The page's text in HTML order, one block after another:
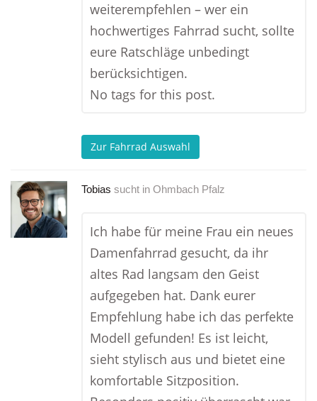
weiterempfehlen – wer ein
hochwertiges Fahrrad sucht, sollte
eure Ratschläge unbedingt
berücksichtigen.
No tags for this post.
Zur Fahrrad Auswahl
Tobias sucht in Ohmbach Pfalz
Ich habe für meine Frau ein neues
Damenfahrrad gesucht, da ihr
altes Rad langsam den Geist
aufgegeben hat. Dank eurer
Empfehlung habe ich das perfekte
Modell gefunden! Es ist leicht,
sieht stylisch aus und bietet eine
komfortable Sitzposition.